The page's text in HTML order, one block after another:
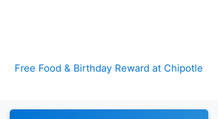
Free Food & Birthday Reward at Chipotle